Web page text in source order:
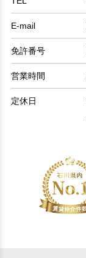
E-mail
免許番号
営業時間
定休日